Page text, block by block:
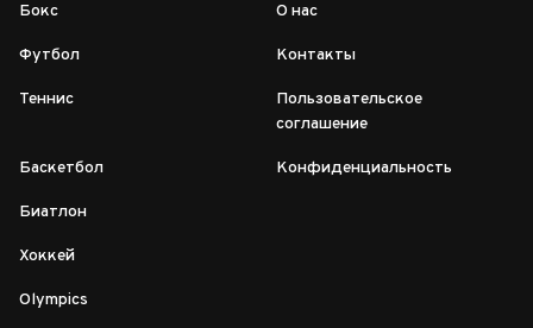
Бокс
Футбол
Теннис
Баскетбол
Биатлон
Хоккей
Olympics
О нас
Контакты
Пользовательское
соглашение
Конфиденциальность